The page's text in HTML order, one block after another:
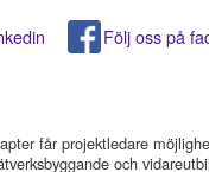
Följ oss på
får projektledare
och